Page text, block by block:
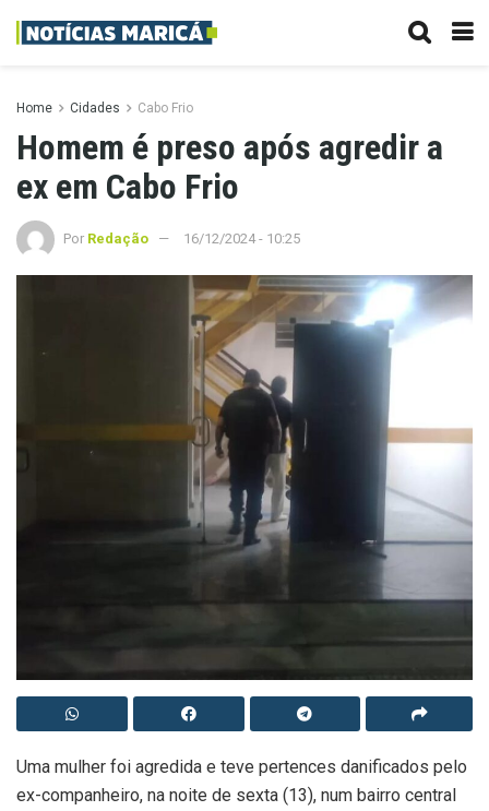
Home Cidades Cabo Frio
Homem é preso após agredir a
ex em Cabo Frio
Por Redação 16/12/2024 - 10:25
Uma mulher foi agredida e teve pertences danificados pelo
ex-companheiro, na noite de sexta (13), num bairro central